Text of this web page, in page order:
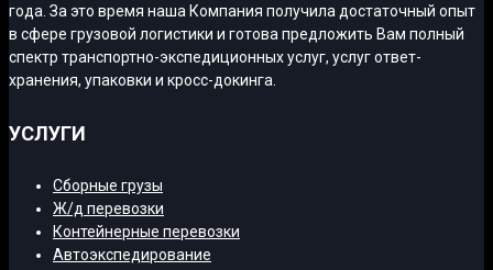
года. За это время наша Компания получила достаточный опыт
в сфере грузовой логистики и готова предложить Вам полный
спектр транспортно-экспедиционных услуг, услуг ответ-
хранения, упаковки и кросс-докинга.
УСЛУГИ
Сборные грузы
Ж/д перевозки
Контейнерные перевозки
Автоэкспедирование